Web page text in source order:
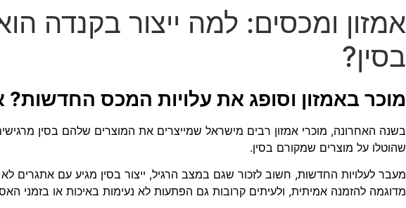
אמזון ומכסים: למה ייצור בקנדה
בסין?
מוכר באמזון וסופג את עלויות המכס
בשנה האחרונה, מוכרי אמזון רבים מישראל שמייצרים את המוצרים שלהם בסין
שהוטלו על מוצרים שמקורם בסין.
מדוגמה להזמנה אמיתית, ולעיתים קרובות גם הפתעות לא נעימות באיכות או בזמני